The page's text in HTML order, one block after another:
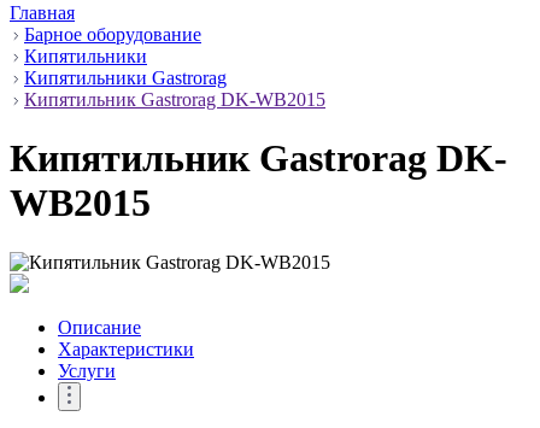
Главная
Барное оборудование
Кипятильники
Кипятильники Gastrorag
Кипятильник Gastrorag DK-WB2015
Кипятильник Gastrorag DK-
WB2015
Описание
Характеристики
Услуги